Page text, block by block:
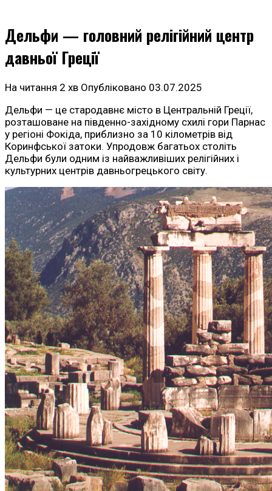
Дельфи — головний релігійний центр
давньої Греції
На читання 2 хв Опубліковано 03.07.2025
Дельфи — це стародавнє місто в Центральній Греції,
розташоване на південно-західному схилі гори Парнас
у регіоні Фокіда, приблизно за 10 кілометрів від
Коринфської затоки. Упродовж багатьох століть
Дельфи були одним із найважливіших релігійних і
культурних центрів давньогрецького світу.